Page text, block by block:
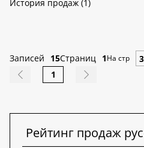
История продаж (1)
Записей 15Страниц 1На стр
1
Рейтинг продаж